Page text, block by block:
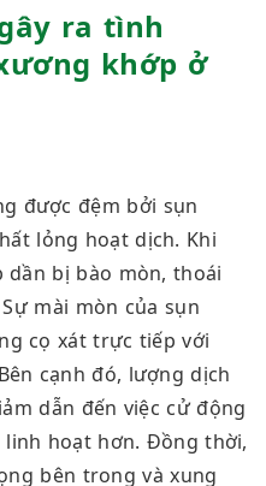
ra tình
khớp ở
được đệm bởi sụn
lỏng hoạt dịch. Khi
bị bào mòn, thoái
mài mòn của sụn
cọ xát trực tiếp với
cạnh đó, lượng dịch
dẫn đến việc cử động
hoạt hơn. Đồng thời,
bên trong và xung